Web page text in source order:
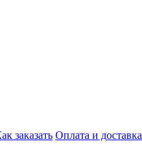
заказать Оплата и доставка